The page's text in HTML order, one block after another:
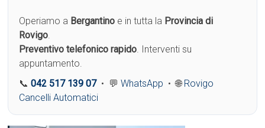
Operiamo a Bergantino e in tutta la Provincia di
Rovigo.
Preventivo telefonico rapido. Interventi su
appuntamento.
📞042 517 139 07• 💬WhatsApp • 🌐 Rovigo
Cancelli Automatici